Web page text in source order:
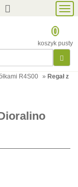
0
koszyk pusty
R4S00 » Regał z